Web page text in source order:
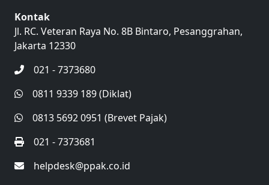
Kontak
Jl. RC. Veteran Raya No. 8B Bintaro, Pesanggrahan,
Jakarta 12330
021 - 7373680
0811 9339 189 (Diklat)
0813 5692 0951 (Brevet Pajak)
021 - 7373681
helpdesk@ppak.co.id